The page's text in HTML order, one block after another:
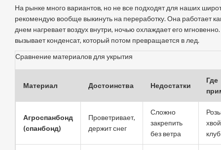
На рынке много вариантов, но не все подходят для наших
рекомендую вообще выкинуть на переработку. Она работает
днем нагревает воздух внутри, ночью охлаждает его
вызывает конденсат, который потом превращается в лед.
Сравнение материалов для укрытия
Материал Достоинства Недостатки
Где
Агроспанбонд
(спанбонд)
Проветривает,
держит снег
Сложно
закрепить
без ветра